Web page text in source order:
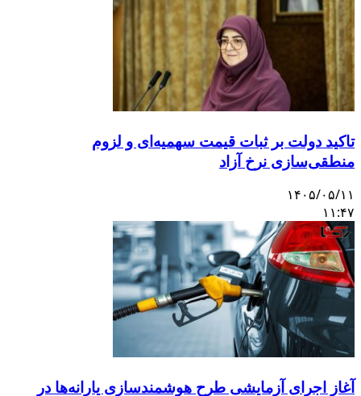
تاکید دولت بر ثبات قیمت سهمیه‌ای و لزوم
منطقی‌سازی نرخ آزاد
۱۴۰۵/۰۵/۱۱
۱۱:۴۷
آغاز اجرای آزمایشی طرح هوشمندسازی یارانه‌ها در